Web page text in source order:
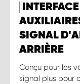
SIGNAL
ARRIÈRE
Conçu pour les
signal plus pour